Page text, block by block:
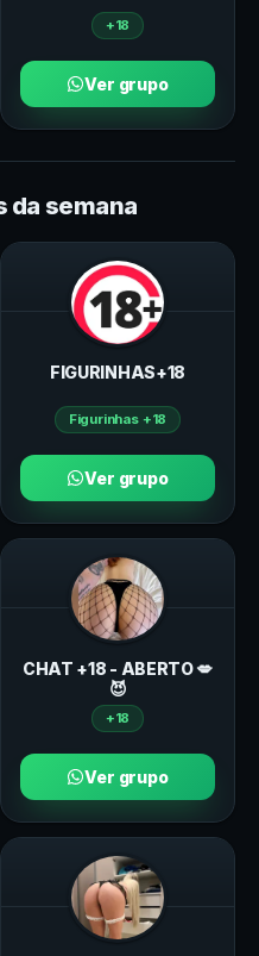
+18
Ver grupo
da semana
FIGURINHAS+18
Figurinhas +18
Ver grupo
CHAT +18 - ABERTO 💋
😈
+18
Ver grupo